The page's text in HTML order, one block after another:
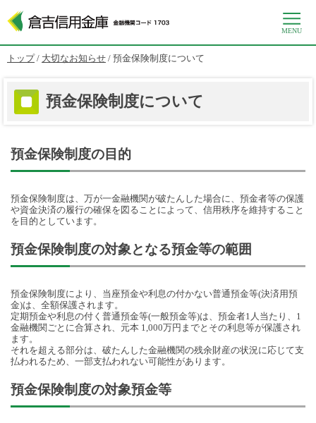
このページの本文へ
MENU
現
位
置：
トップ / 大切なお知らせ / 預金保険制度について
預金保険制度について
預金保険制度の目的
預金保険制度は、万が一金融機関が破たんした場合に、預金者等の保護
や資金決済の履行の確保を図ることによって、信用秩序を維持すること
を目的としています。
預金保険制度の対象となる預金等の範囲
預金保険制度により、当座預金や利息の付かない普通預金等(決済用預
金)は、全額保護されます。
定期預金や利息の付く普通預金等(一般預金等)は、預金者1人当たり、1
金融機関ごとに合算され、元本 1,000万円までとその利息等が保護され
ます。
それを超える部分は、破たんした金融機関の残余財産の状況に応じて支
払われるため、一部支払われない可能性があります。
預金保険制度の対象預金等